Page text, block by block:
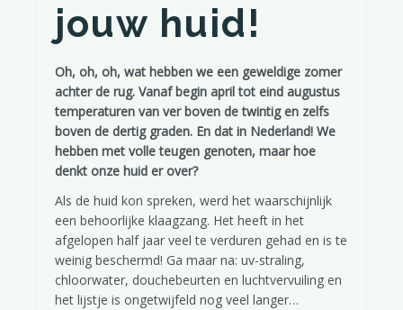
jouw huid!
Oh, oh, oh, wat hebben we een geweldige zomer
achter de rug. Vanaf begin april tot eind augustus
temperaturen van ver boven de twintig en zelfs
boven de dertig graden. En dat in Nederland! We
hebben met volle teugen genoten, maar hoe
denkt onze huid er over?
Als de huid kon spreken, werd het waarschijnlijk
een behoorlijke klaagzang. Het heeft in het
afgelopen half jaar veel te verduren gehad en is te
weinig beschermd! Ga maar na: uv-straling,
chloorwater, douchebeurten en luchtvervuiling en
het lijstje is ongetwijfeld nog veel langer…